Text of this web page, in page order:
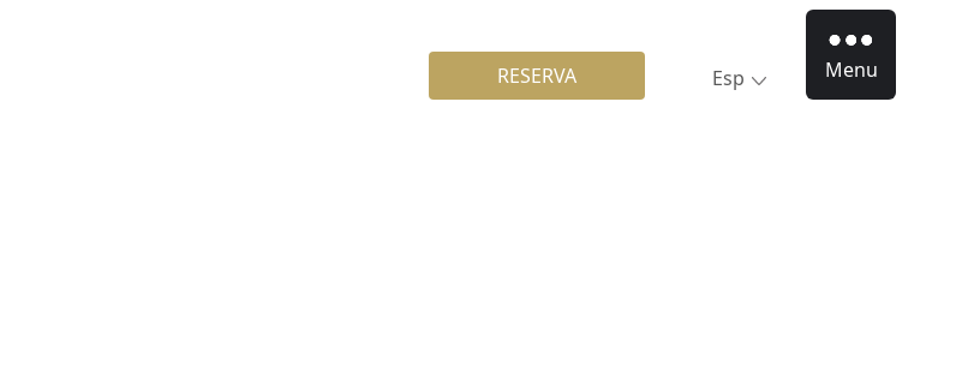
RESERVA Esp Menu